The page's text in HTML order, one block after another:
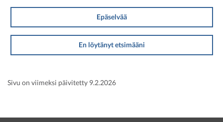
Epäselvää
En löytänyt etsimääni
Sivu on viimeksi päivitetty 9.2.2026